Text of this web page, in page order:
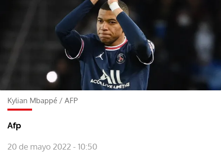
Kylian Mbappé / AFP
Afp
20 de mayo 2022 - 10:50